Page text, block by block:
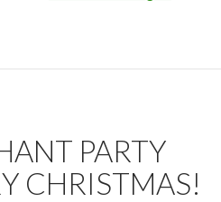
PARTY
CHRISTMAS!